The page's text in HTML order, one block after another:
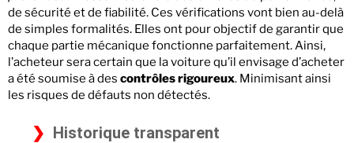
de sécurité et de fiabilité. Ces vérifications vont bien au-delà
de simples formalités. Elles ont pour objectif de garantir que
chaque partie mécanique fonctionne parfaitement. Ainsi,
l’acheteur sera certain que la voiture qu’il envisage d’acheter
a été soumise à des contrôles rigoureux. Minimisant ainsi
les risques de défauts non détectés.
Historique transparent